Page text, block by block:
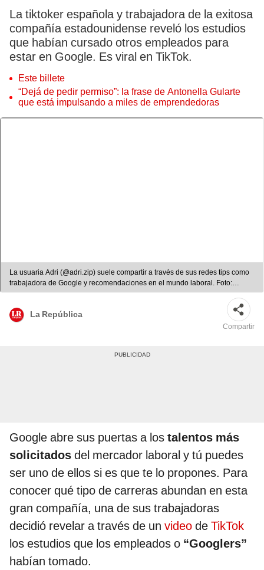
La tiktoker española y trabajadora de la exitosa
compañía estadounidense reveló los estudios
que habían cursado otros empleados para
estar en Google. Es viral en TikTok.
Este billete
“Dejá de pedir permiso”: la frase de Antonella Gularte
que está impulsando a miles de emprendedoras
La usuaria Adri (@adri.zip) suele compartir a través de sus redes tips como
trabajadora de Google y recomendaciones en el mundo laboral. Foto:
captura de TikTok
La República
Compartir
Google abre sus puertas a los talentos más
solicitados del mercador laboral y tú puedes
ser uno de ellos si es que te lo propones. Para
conocer qué tipo de carreras abundan en esta
gran compañía, una de sus trabajadoras
decidió revelar a través de un video de TikTok
los estudios que los empleados o “Googlers”
habían tomado.